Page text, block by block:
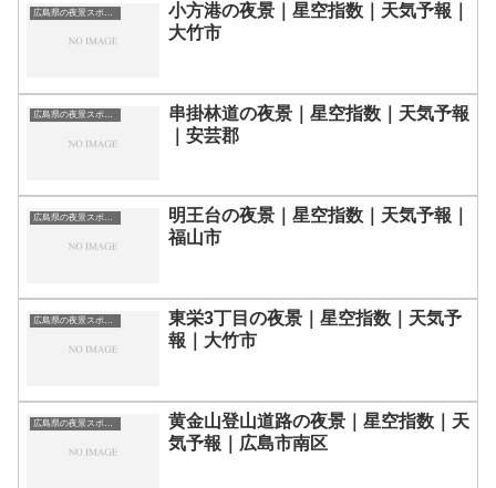
広島県の夜景スポット一覧
小方港の夜景｜星空指数｜天気予報｜
大竹市
広島県の夜景スポット一覧
串掛林道の夜景｜星空指数｜天気予報
｜安芸郡
広島県の夜景スポット一覧
明王台の夜景｜星空指数｜天気予報｜
福山市
広島県の夜景スポット一覧
東栄3丁目の夜景｜星空指数｜天気予
報｜大竹市
広島県の夜景スポット一覧
黄金山登山道路の夜景｜星空指数｜天
気予報｜広島市南区